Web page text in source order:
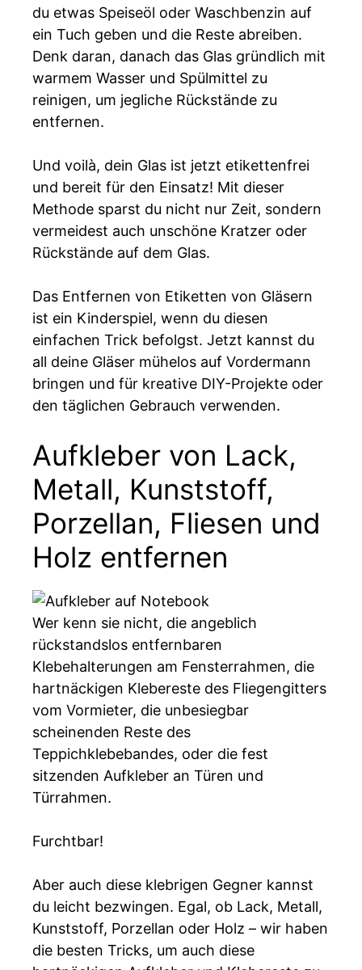
du etwas Speiseöl oder Waschbenzin auf
ein Tuch geben und die Reste abreiben.
Denk daran, danach das Glas gründlich mit
warmem Wasser und Spülmittel zu
reinigen, um jegliche Rückstände zu
entfernen.
Und voilà, dein Glas ist jetzt etikettenfrei
und bereit für den Einsatz! Mit dieser
Methode sparst du nicht nur Zeit, sondern
vermeidest auch unschöne Kratzer oder
Rückstände auf dem Glas.
Das Entfernen von Etiketten von Gläsern
ist ein Kinderspiel, wenn du diesen
einfachen Trick befolgst. Jetzt kannst du
all deine Gläser mühelos auf Vordermann
bringen und für kreative DIY-Projekte oder
den täglichen Gebrauch verwenden.
Aufkleber von Lack,
Metall, Kunststoff,
Porzellan, Fliesen und
Holz entfernen
Wer kenn sie nicht, die angeblich
rückstandslos entfernbaren
Klebehalterungen am Fensterrahmen, die
hartnäckigen Klebereste des Fliegengitters
vom Vormieter, die unbesiegbar
scheinenden Reste des
Teppichklebebandes, oder die fest
sitzenden Aufkleber an Türen und
Türrahmen.
Furchtbar!
Aber auch diese klebrigen Gegner kannst
du leicht bezwingen. Egal, ob Lack, Metall,
Kunststoff, Porzellan oder Holz – wir haben
die besten Tricks, um auch diese